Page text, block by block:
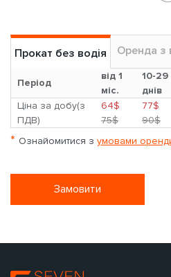
Прокат без водія Оренда з
Період
від 1
міс.
10-29
днів
Ціна за добу(з
ПДВ)
64$
75$
77$
90$
* Ознайомитися з умовами
Замовити